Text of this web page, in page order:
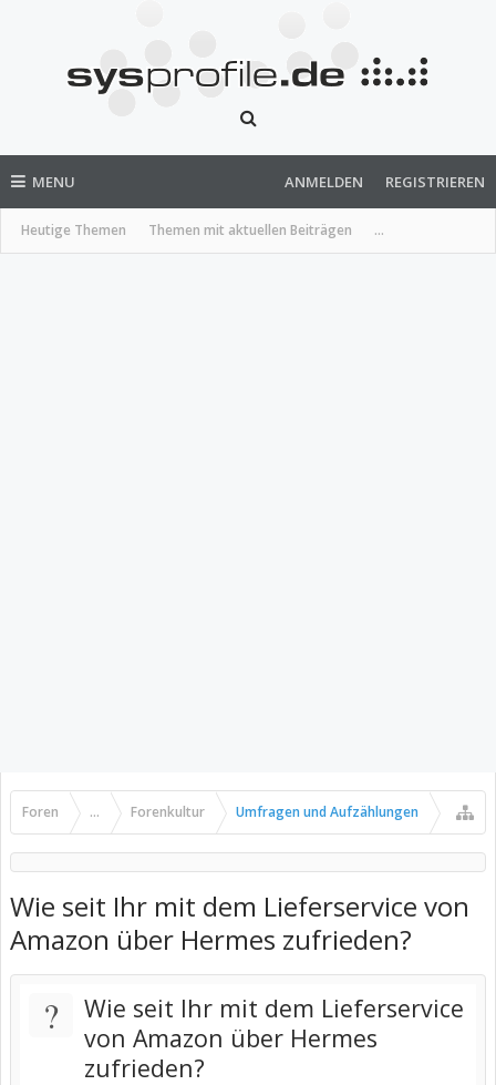
MENU
Heutige Themen Themen mit aktuellen Beiträgen ...
ANMELDEN REGISTRIEREN
Foren ... Forenkultur Umfragen und Aufzählungen
Wie seit Ihr mit dem Lieferservice von
Amazon über Hermes zufrieden?
?
Wie seit Ihr mit dem Lieferservice
von Amazon über Hermes
zufrieden?